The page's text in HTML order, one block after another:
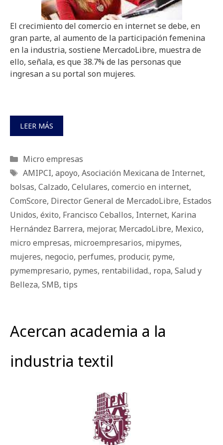
El crecimiento del comercio en internet se debe, en
gran parte, al aumento de la participación femenina
en la industria, sostiene MercadoLibre, muestra de
ello, señala, es que 38.7% de las personas que
ingresan a su portal son mujeres.
LEER MÁS
Categorías
Micro empresas
Etiquetas
AMIPCI, apoyo, Asociación Mexicana de Internet,
bolsas, Calzado, Celulares, comercio en internet,
ComScore, Director General de MercadoLibre, Estados
Unidos, éxito, Francisco Ceballos, Internet, Karina
Hernández Barrera, mejorar, MercadoLibre, Mexico,
micro empresas, microempresarios, mipymes,
mujeres, negocio, perfumes, producir, pyme,
pymempresario, pymes, rentabilidad., ropa, Salud y
Belleza, SMB, tips
Acercan academia a la
industria textil